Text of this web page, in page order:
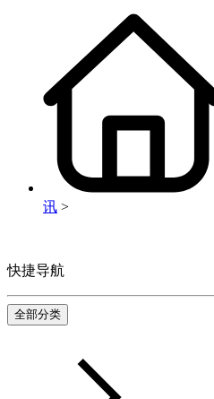
讯 >
快捷导航
全部分类